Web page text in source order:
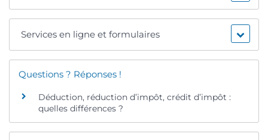
Services en ligne et formulaires
Questions ? Réponses !
Déduction, réduction d’impôt, crédit d’impôt :
quelles différences ?